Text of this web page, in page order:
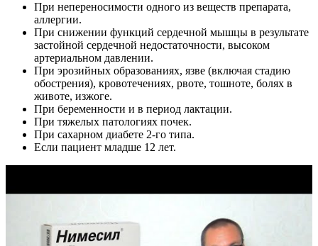
При непереносимости одного из веществ препарата,
аллергии.
При снижении функций сердечной мышцы в результате
застойной сердечной недостаточности, высоком
артериальном давлении.
При эрозийных образованиях, язве (включая стадию
обострения), кровотечениях, рвоте, тошноте, болях в
животе, изжоге.
При беременности и в период лактации.
При тяжелых патологиях почек.
При сахарном диабете 2-го типа.
Если пациент младше 12 лет.